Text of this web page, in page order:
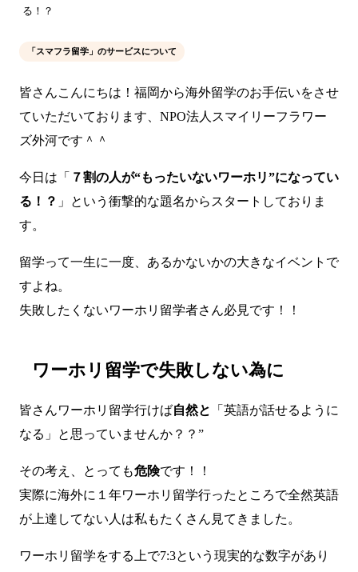
る！？
「スマフラ留学」のサービスについて
皆さんこんにちは！福岡から海外留学のお手伝いをさせ
ていただいております、NPO法人スマイリーフラワー
ズ外河です＾＾
今日は「 ７割の人が“もったいないワーホリ”になってい
る！？ 」という衝撃的な題名からスタートしておりま
す。
留学って一生に一度、あるかないかの大きなイベントで
すよね。
失敗したくないワーホリ留学者さん必見です！！
ワーホリ留学で失敗しない為に
皆さんワーホリ留学行けば自然と
「英語が話せるように
なる」と思っていませんか？？”
その考え、とっても危険です！！
実際に海外に１年ワーホリ留学行ったところで全然英語
が上達してない人は私もたくさん見てきました。
ワーホリ留学をする上で7:3という現実的な数字があり